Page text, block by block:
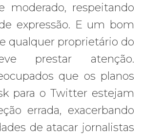
moderado, respeitando
expressão. E um bom
qualquer proprietário do
prestar atenção.
que os planos
para o Twitter estejam
errada, exacerbando
de atacar jornalistas